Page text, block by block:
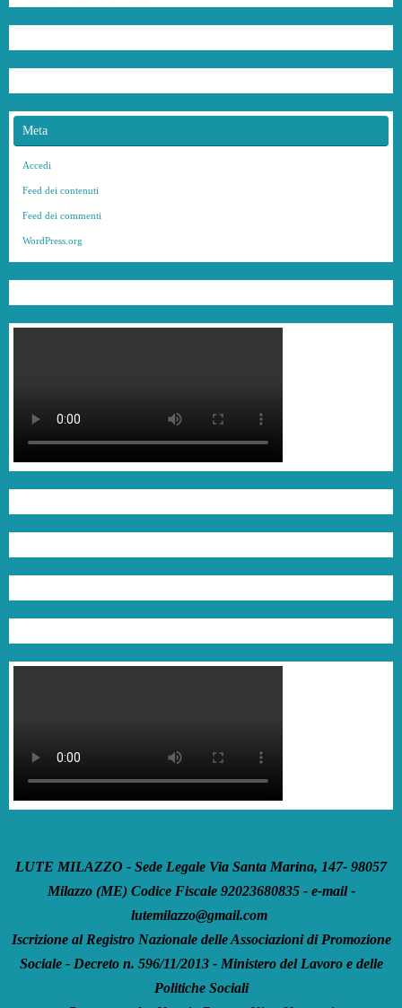
Meta
Accedi
Feed dei contenuti
Feed dei commenti
WordPress.org
LUTE MILAZZO - Sede Legale Via Santa Marina, 147- 98057
Milazzo (ME) Codice Fiscale 92023680835 - e-mail -
lutemilazzo@gmail.com
Iscrizione al Registro Nazionale delle Associazioni di Promozione
Sociale - Decreto n. 596/11/2013 - Ministero del Lavoro e delle
Politiche Sociali